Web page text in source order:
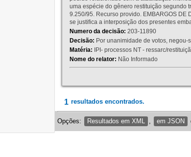
uma espécie do gênero restituição segundo
9.250/95. Recurso provido. EMBARGOS
se justifica a interposição dos presentes
Numero da decisão: 203-11890
Decisão: Por unanimidade de votos, negou-
Matéria: IPI- processos NT - ressarc/
Nome do relator: Não Informado
1 resultados encontrados.
Opções: Resultados em XML em JSON